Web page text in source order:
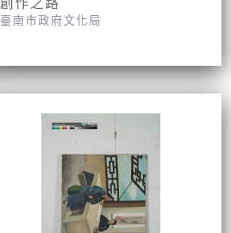
創作之路
臺南市政府文化局